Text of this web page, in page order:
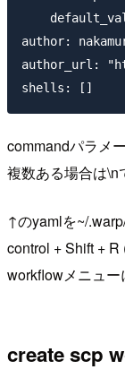
author:
author_url:
commandパラメ
複数ある場合は\n
↑のyamlを~/
control + Shift + R
workflowメニュー
create scp